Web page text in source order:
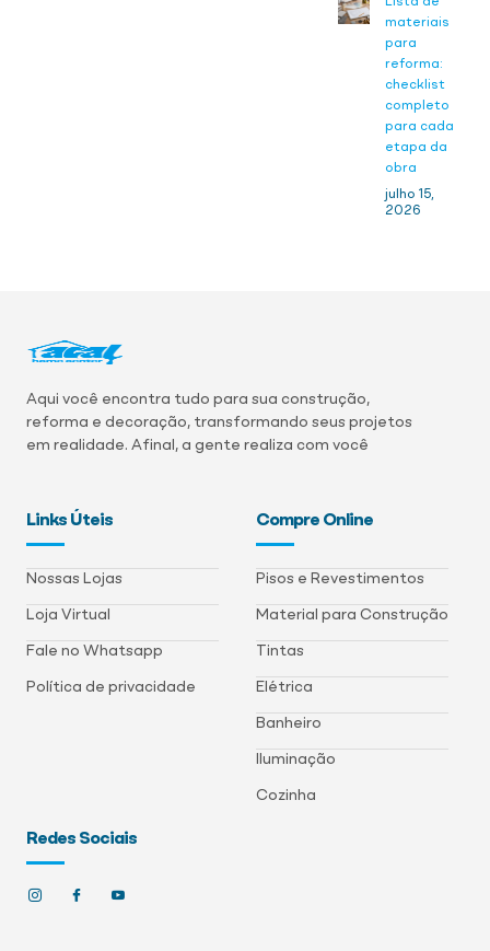
materiais
para
reforma:
checklist
completo
para cada
etapa da
obra
julho 15,
2026
Aqui você encontra tudo para sua construção,
reforma e decoração, transformando seus projetos
em realidade. Afinal, a gente realiza com você
Links Úteis
Nossas Lojas
Loja Virtual
Fale no Whatsapp
Política de privacidade
Compre Online
Pisos e Revestimentos
Material para Construção
Tintas
Elétrica
Banheiro
Iluminação
Cozinha
Redes Sociais